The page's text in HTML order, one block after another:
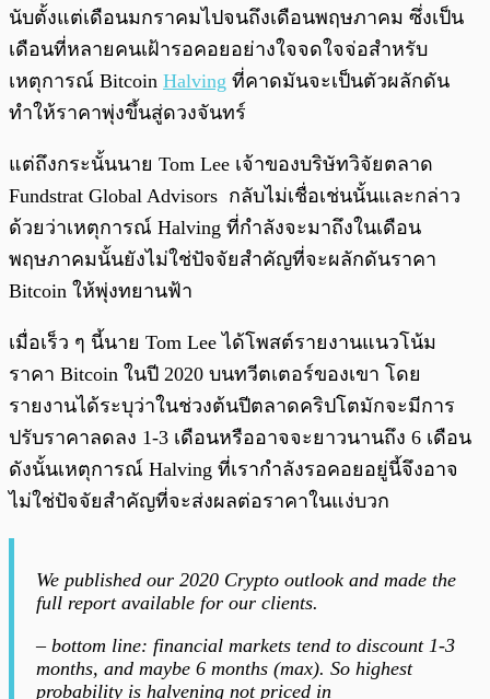
นับตั้งแต่เดือนมกราคมไปจนถึงเดือนพฤษภาคม ซึ่งเป็น
เดือนที่หลายคนเฝ้ารอคอยอย่างใจจดใจจ่อสำหรับ
เหตุการณ์ Bitcoin Halving ที่คาดมันจะเป็นตัวผลักดัน
ทำให้ราคาพุ่งขึ้นสู่ดวงจันทร์
แต่ถึงกระนั้นนาย Tom Lee เจ้าของบริษัทวิจัยตลาด
Fundstrat Global Advisors กลับไม่เชื่อเช่นนั้นและกล่าว
ด้วยว่าเหตุการณ์ Halving ที่กำลังจะมาถึงในเดือน
พฤษภาคมนั้นยังไม่ใช่ปัจจัยสำคัญที่จะผลักดันราคา
Bitcoin ให้พุ่งทยานฟ้า
เมื่อเร็ว ๆ นี้นาย Tom Lee ได้โพสต์รายงานแนวโน้ม
ราคา Bitcoin ในปี 2020 บนทวีตเตอร์ของเขา โดย
รายงานได้ระบุว่าในช่วงต้นปีตลาดคริปโตมักจะมีการ
ปรับราคาลดลง 1-3 เดือนหรืออาจจะยาวนานถึง 6 เดือน
ดังนั้นเหตุการณ์ Halving ที่เรากำลังรอคอยอยู่นี้จึงอาจ
ไม่ใช่ปัจจัยสำคัญที่จะส่งผลต่อราคาในแง่บวก
We published our 2020 Crypto outlook and made the
full report available for our clients.
– bottom line: financial markets tend to discount 1-3
months, and maybe 6 months (max). So highest
probability is halvening not priced in